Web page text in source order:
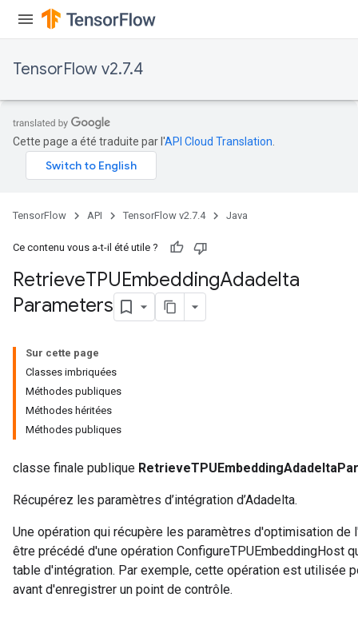
TensorFlow v2.7.4
Cette page a été traduite par l'API Cloud Translation
TensorFlow API TensorFlow v2.7.4 Java
Ce contenu vous a-t-il été utile ?
RetrieveTPUEmbeddingAdadelta
Parameters
Sur cette page
Classes imbriquées
Méthodes publiques
Méthodes héritées
Méthodes publiques
classe finale publique
Récupérez les paramètres d’intégration d’Adadelta.
Une opération qui récupère les paramètres d'optimisation de
être précédé d'une opération ConfigureTPUEmbeddingHost
table d'intégration. Par exemple, cette opération est utilisée
avant d'enregistrer un point de contrôle.